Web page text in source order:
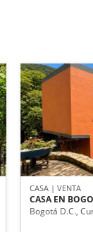
CASA | VENTA
CASA EN
Bogotá D.C.,